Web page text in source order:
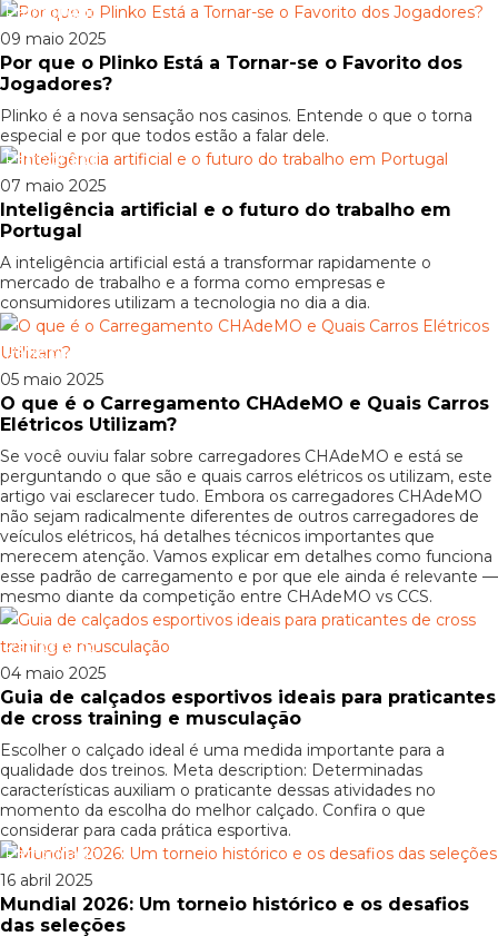
Patrocinado
09 maio 2025
Por que o Plinko Está a Tornar-se o Favorito dos
Jogadores?
Plinko é a nova sensação nos casinos. Entende o que o torna
especial e por que todos estão a falar dele.
Patrocinado
07 maio 2025
Inteligência artificial e o futuro do trabalho em
Portugal
A inteligência artificial está a transformar rapidamente o
mercado de trabalho e a forma como empresas e
consumidores utilizam a tecnologia no dia a dia.
Patrocinado
05 maio 2025
O que é o Carregamento CHAdeMO e Quais Carros
Elétricos Utilizam?
Se você ouviu falar sobre carregadores CHAdeMO e está se
perguntando o que são e quais carros elétricos os utilizam, este
artigo vai esclarecer tudo. Embora os carregadores CHAdeMO
não sejam radicalmente diferentes de outros carregadores de
veículos elétricos, há detalhes técnicos importantes que
merecem atenção. Vamos explicar em detalhes como funciona
esse padrão de carregamento e por que ele ainda é relevante —
mesmo diante da competição entre CHAdeMO vs CCS.
Patrocinado
04 maio 2025
Guia de calçados esportivos ideais para praticantes
de cross training e musculação
Escolher o calçado ideal é uma medida importante para a
qualidade dos treinos. Meta description: Determinadas
características auxiliam o praticante dessas atividades no
momento da escolha do melhor calçado. Confira o que
considerar para cada prática esportiva.
Patrocinado
16 abril 2025
Mundial 2026: Um torneio histórico e os desafios
das seleções